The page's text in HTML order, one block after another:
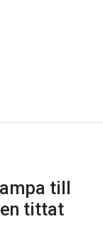
till
tittat